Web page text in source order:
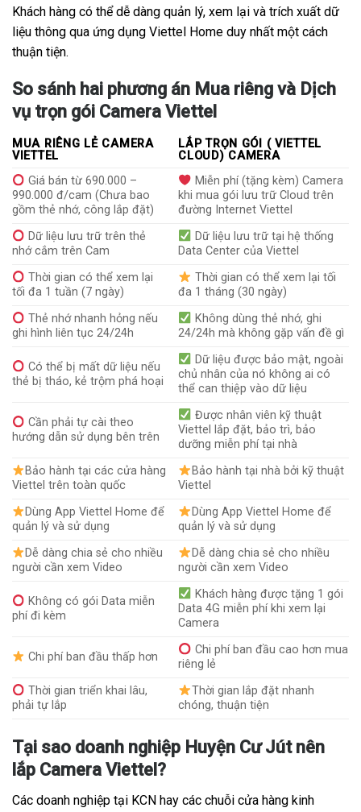
Khách hàng có thể dễ dàng quản lý, xem lại và trích xuất dữ
liệu thông qua ứng dụng Viettel Home duy nhất một cách
thuận tiện.
So sánh hai phương án Mua riêng và Dịch
vụ trọn gói Camera Viettel
MUA RIÊNG LẺ CAMERA
VIETTEL
LẮP TRỌN GÓI ( VIETTEL
CLOUD) CAMERA
Giá bán từ 690.000 –
990.000 đ/cam (Chưa bao
gồm thẻ nhớ, công lắp đặt)
Miễn phí (tặng kèm) Camera
khi mua gói lưu trữ Cloud trên
đường Internet Viettel
Dữ liệu lưu trữ trên thẻ
nhớ cắm trên Cam
Dữ liệu lưu trữ tại hệ thống
Data Center của Viettel
Thời gian có thể xem lại
tối đa 1 tuần (7 ngày)
Thời gian có thể xem lại tối
đa 1 tháng (30 ngày)
Thẻ nhớ nhanh hỏng nếu
ghi hình liên tục 24/24h
Không dùng thẻ nhớ, ghi
24/24h mà không gặp vấn đề gì
Có thể bị mất dữ liệu nếu
thẻ bị tháo, kẻ trộm phá hoại
Dữ liệu được bảo mật, ngoài
chủ nhân của nó không ai có
thể can thiệp vào dữ liệu
Cần phải tự cài theo
hướng dẫn sử dụng bên trên
Được nhân viên kỹ thuật
Viettel lắp đặt, bảo trì, bảo
dưỡng miễn phí tại nhà
Bảo hành tại các cửa hàng
Viettel trên toàn quốc
Bảo hành tại nhà bởi kỹ thuật
Viettel
Dùng App Viettel Home để
quản lý và sử dụng
Dùng App Viettel Home để
quản lý và sử dụng
Dễ dàng chia sẻ cho nhiều
người cần xem Video
Dễ dàng chia sẻ cho nhiều
người cần xem Video
Không có gói Data miễn
phí đi kèm
Khách hàng được tặng 1 gói
Data 4G miễn phí khi xem lại
Camera
Chi phí ban đầu thấp hơn
Chi phí ban đầu cao hơn mua
riêng lẻ
Thời gian triển khai lâu,
phải tự lắp
Thời gian lắp đặt nhanh
chóng, thuận tiện
Tại sao doanh nghiệp Huyện Cư Jút nên
lắp Camera Viettel?
Các doanh nghiệp tại KCN hay các chuỗi cửa hàng kinh